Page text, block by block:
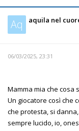
Aq aquila nel
06/03/2025, 23:31
Mamma mia che cosa
Un giocatore così che
che protesta, si
sempre lucido, io,